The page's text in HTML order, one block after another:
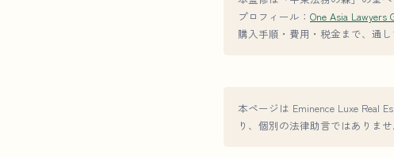
プロフィール： One Asia Lawyers
購入手順・費用・税金まで、通
本ページは Eminence Luxe Real
り、個別の法律助言ではありませ